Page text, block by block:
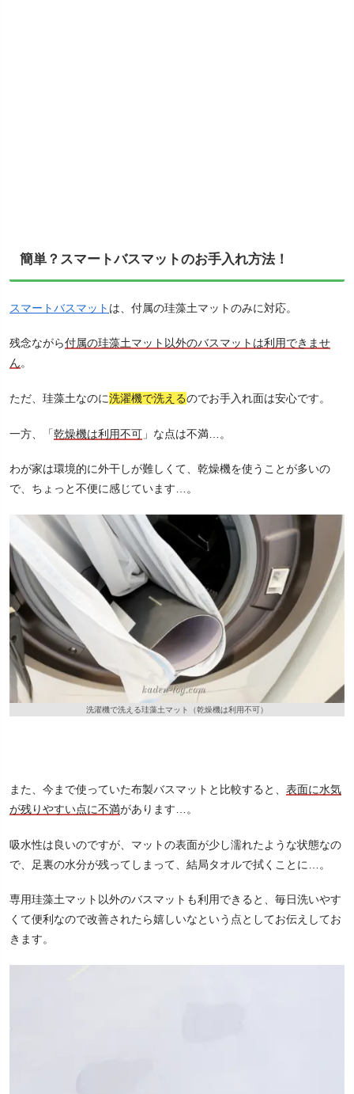
簡単？スマートバスマットのお手入れ方法！
スマートバスマット は、付属の珪藻土マットのみに対応。
残念ながら付属の珪藻土マット以外のバスマットは利用できませ
ん。
ただ、珪藻土なのに洗濯機で洗えるのでお手入れ面は安心です。
一方、「乾燥機は利用不可 」な点は不満…。
わが家は環境的に外干しが難しくて、乾燥機を使うことが多いの
で、ちょっと不便に感じています…。
洗濯機で洗える珪藻土マット（乾燥機は利用不可）
また、今まで使っていた布製バスマットと比較すると、 表面に水気
が残りやすい点に不満があります…。
吸水性は良いのですが、マットの表面が少し濡れたような状態なの
で、足裏の水分が残ってしまって、結局タオルで拭くことに…。
専用珪藻土マット以外のバスマットも利用できると、毎日洗いやす
くて便利なので改善されたら嬉しいなという点としてお伝えしてお
きます。